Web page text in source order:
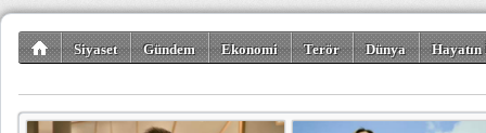
Siyaset Gündem Ekonomi Terör Dünya